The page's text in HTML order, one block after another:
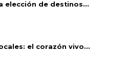
elección de destinos...
el corazón vivo...